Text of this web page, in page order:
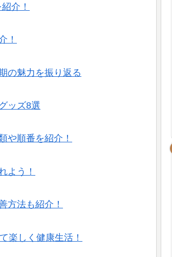
介！
！
の魅力を振り返る
ッズ8選
や順番を紹介！
よう！
方法も紹介！
楽しく健康生活！